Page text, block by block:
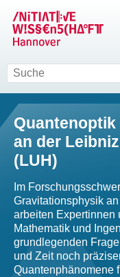
an der
(LUH)
Im
Gravitationsphysik
arbeiten Expertinnen
Mathematik und
grundlegenden
und Zeit noch
Quantenphänomene